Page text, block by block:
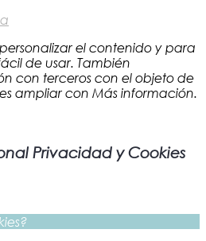
el contenido y para
de usar. También
con terceros con el objeto de
ampliar con Más información.
Privacidad y Cookies